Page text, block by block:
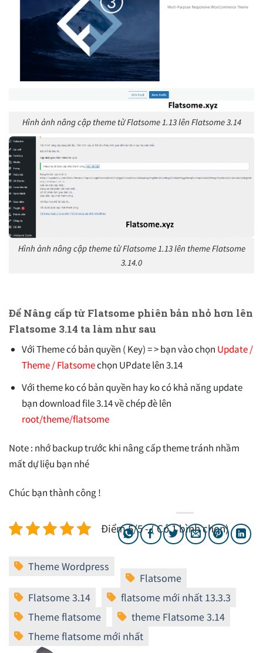
Hình ảnh nâng cập theme từ Flatsome 1.13 lên Flatsome 3.14
Hình ảnh nâng cập theme từ Flatsome 1.13 lên theme Flatsome
3.14.0
Để Nâng cấp từ Flatsome phiên bản nhỏ hơn lên
Flatsome 3.14 ta làm như sau
Với Theme có bản quyền ( Key) = > bạn vào chọn Update /
Theme / Flatsomechọn UPdate lên 3.14
Với theme ko có bản quyền hay ko có khả năng update
bạn download file 3.14 về chép đè lên
root/theme/flatsome
Note : nhớ backup trước khi nâng cấp theme tránh nhầm
mất dự liệu bạn nhé
Chúc bạn thành công !
Điểm 5/5 - ( Có 1 bình chọn)